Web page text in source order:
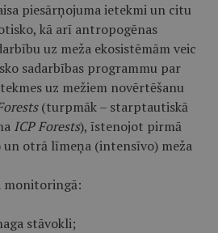
piesārņojuma ietekmi un citu
kā arī antropogēnas
uz meža ekosistēmām veic
sadarbības programmu par
uz mežiem novērtēšanu
(turpmāk – starptautiskā
ICP Forests), īstenojot pirmā
otrā līmeņa (intensīvo) meža
monitoringā:
stāvokli;